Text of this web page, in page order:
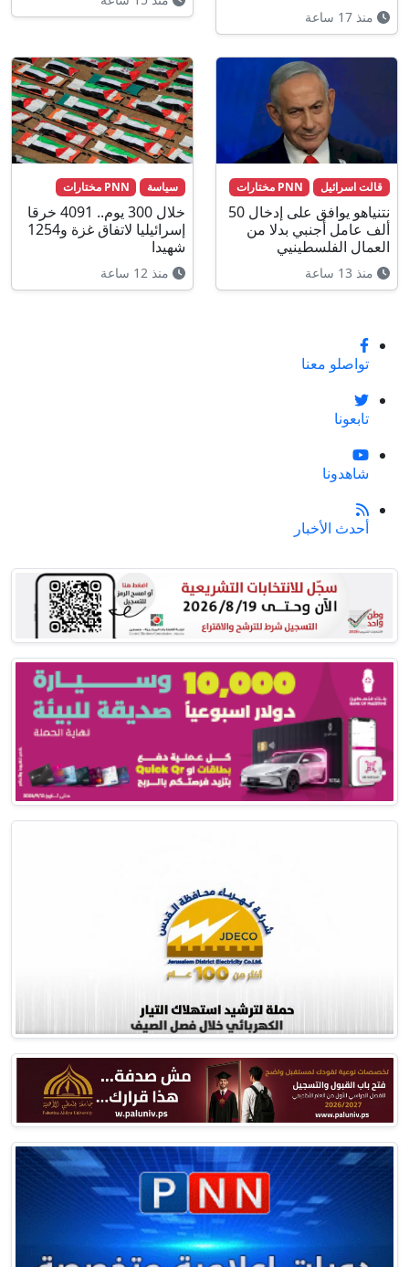
منذ 17 ساعة
قالت اسرائيل PNN مختارات
نتنياهو يوافق على إدخال 50
ألف عامل أجنبي بدلا من
العمال الفلسطينيي
منذ 13 ساعة
سياسة PNN مختارات
خلال 300 يوم.. 4091 خرقا
إسرائيليا لاتفاق غزة و1254
شهيدا
منذ 12 ساعة
تواصلو معنا
تابعونا
شاهدونا
أحدث الأخبار